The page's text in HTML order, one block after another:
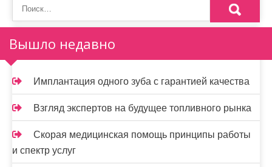
з
а
п
и
с
я
м
Вышло недавно
Имплантация одного зуба с гарантией качества
Взгляд экспертов на будущее топливного рынка
Скорая медицинская помощь принципы работы
и спектр услуг